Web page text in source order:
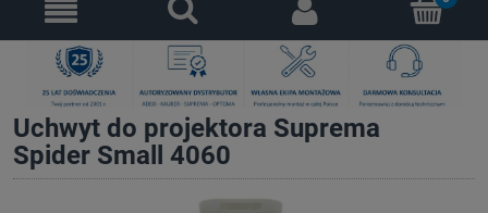
Uchwyt do projektora Suprema
Spider Small 4060